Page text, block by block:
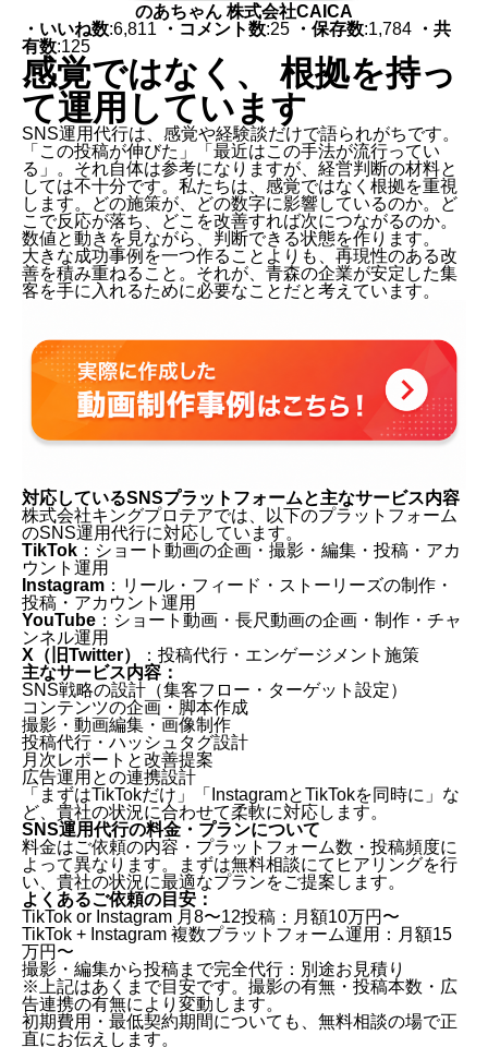
のあちゃん 株式会社CAICA
・いいね数:6,811 ・コメント数:25 ・保存数:1,784
・共
有数:125
感覚ではなく、 根拠を持っ
て運用しています
SNS運用代行は、感覚や経験談だけで語られがちです。
「この投稿が伸びた」「最近はこの手法が流行ってい
る」。それ自体は参考になりますが、経営判断の材料と
しては不十分です。私たちは、感覚ではなく根拠を重視
します。どの施策が、どの数字に影響しているのか。ど
こで反応が落ち、どこを改善すれば次につながるのか。
数値と動きを見ながら、判断できる状態を作ります。
大きな成功事例を一つ作ることよりも、再現性のある改
善を積み重ねること。それが、青森の企業が安定した集
客を手に入れるために必要なことだと考えています。
対応しているSNSプラットフォームと主なサービス内容
株式会社キングプロテアでは、以下のプラットフォーム
のSNS運用代行に対応しています。
TikTok ：ショート動画の企画・撮影・編集・投稿・アカ
ウント運用
Instagram ：リール・フィード・ストーリーズの制作・
投稿・アカウント運用
YouTube ：ショート動画・長尺動画の企画・制作・チャ
ンネル運用
X（旧Twitter）
：投稿代行・エンゲージメント施策
主なサービス内容：
SNS戦略の設計（集客フロー・ターゲット設定）
コンテンツの企画・脚本作成
撮影・動画編集・画像制作
投稿代行・ハッシュタグ設計
月次レポートと改善提案
広告運用との連携設計
「まずはTikTokだけ」「InstagramとTikTokを同時に」な
ど、貴社の状況に合わせて柔軟に対応します。
SNS運用代行の料金・プランについて
料金はご依頼の内容・プラットフォーム数・投稿頻度に
よって異なります。まずは無料相談にてヒアリングを行
い、貴社の状況に最適なプランをご提案します。
よくあるご依頼の目安：
TikTok or Instagram 月8〜12投稿：月額10万円〜
TikTok + Instagram 複数プラットフォーム運用：月額15
万円〜
撮影・編集から投稿まで完全代行：別途お見積り
※上記はあくまで目安です。撮影の有無・投稿本数・広
告連携の有無により変動します。
初期費用・最低契約期間についても、無料相談の場で正
直にお伝えします。